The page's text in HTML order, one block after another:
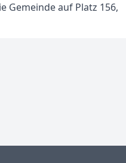
Gemeinde auf Platz 156,